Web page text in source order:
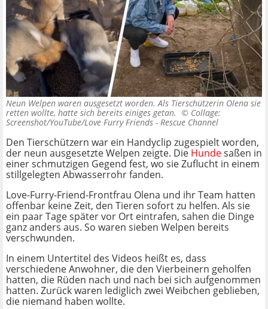
Neun Welpen waren ausgesetzt worden. Als Tierschützerin Olena sie
retten wollte, hatte sich bereits einiges getan. © Collage:
Screenshot/YouTube/Love Furry Friends - Rescue Channel
Den Tierschützern war ein Handyclip zugespielt worden,
der neun ausgesetzte Welpen zeigte. Die Hundesaßen in
einer schmutzigen Gegend fest, wo sie Zuflucht in einem
stillgelegten Abwasserrohr fanden.
Love-Furry-Friend-Frontfrau Olena und ihr Team hatten
offenbar keine Zeit, den Tieren sofort zu helfen. Als sie
ein paar Tage später vor Ort eintrafen, sahen die Dinge
ganz anders aus. So waren sieben Welpen bereits
verschwunden.
In einem Untertitel des Videos heißt es, dass
verschiedene Anwohner, die den Vierbeinern geholfen
hatten, die Rüden nach und nach bei sich aufgenommen
hatten. Zurück waren lediglich zwei Weibchen geblieben,
die niemand haben wollte.